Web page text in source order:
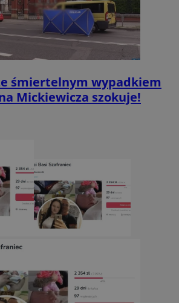
śmiertelnym wypadkiem
Mickiewicza szokuje!